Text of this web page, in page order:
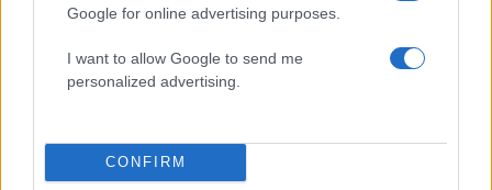
Google for online advertising purposes.
I want to allow Google to send me
personalized advertising.
CONFIRM
Πιο δημοφιλή
απολογηθεί την Τρίτη – «Είναι αθώα,
συμμετείχε στη διαδήλωση όπως και
100.000 άτομα»